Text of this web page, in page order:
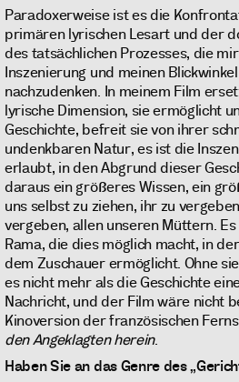
Paradoxerweise ist es die
primären lyrischen Lesart und der
des tatsächlichen Prozesses, die
Inszenierung und meinen
nachzudenken. In meinem Film
lyrische Dimension, sie ermöglicht
Geschichte, befreit sie von ihrer
undenkbaren Natur, es ist die
erlaubt, in den Abgrund dieser
daraus ein größeres Wissen, ein
uns selbst zu ziehen, ihr zu
vergeben, allen unseren Müttern.
Rama, die dies möglich macht, in
dem Zuschauer ermöglicht. Ohne
es nicht mehr als die Geschichte
Nachricht, und der Film wäre nicht
Kinoversion der französischen
den Angeklagten herein.
Haben Sie an das Genre des